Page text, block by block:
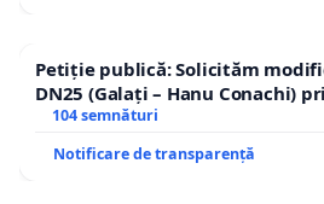
Petiție publică: Solicităm
DN25 (Galați – Hanu Conachi)
traseului în afara localităților!
104 semnături
Notificare de transparență